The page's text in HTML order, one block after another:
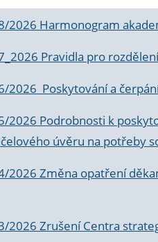
2026 Harmonogram
Pravidla pro
2026 Poskytování a
2026 Podrobnosti k
úvěru na potřeby
2026 Změna opatření
2026 Zrušení Centra